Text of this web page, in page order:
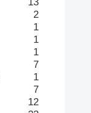
2
1
1
1
7
1
7
12